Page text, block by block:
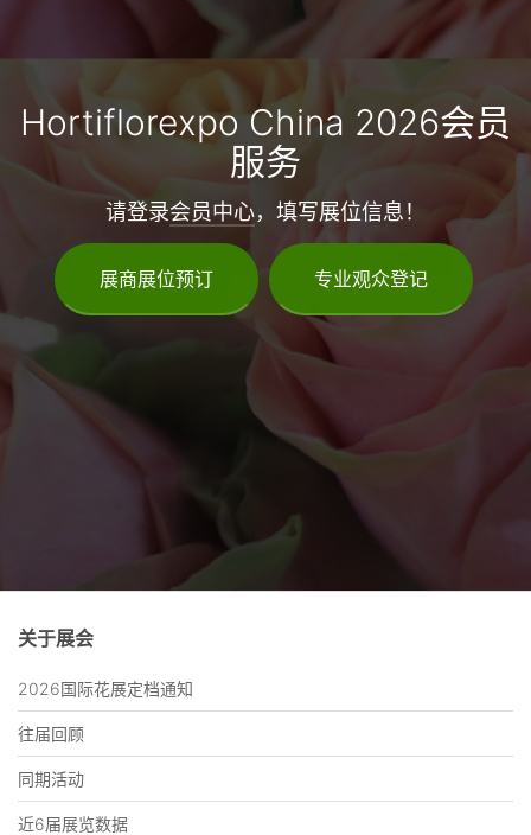
Hortiflorexpo China 2026会员
服务
请登录会员中心，填写展位信息！
展商展位预订 专业观众登记
关于展会
2026国际花展定档通知
往届回顾
同期活动
近6届展览数据